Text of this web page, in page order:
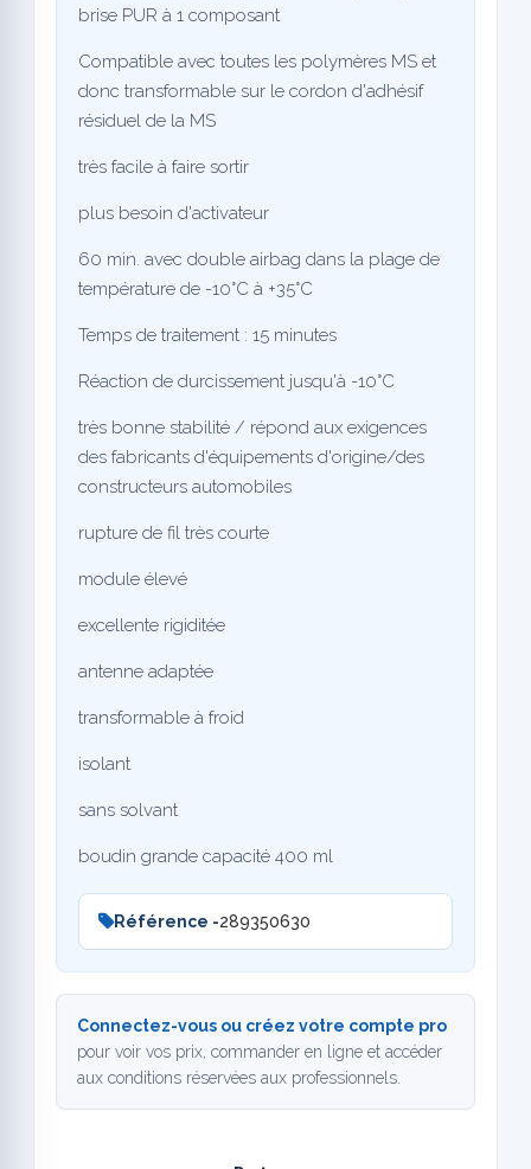
brise PUR à 1 composant
Compatible avec toutes les polymères MS et
donc transformable sur le cordon d'adhésif
résiduel de la MS
très facile à faire sortir
plus besoin d'activateur
60 min. avec double airbag dans la plage de
température de -10°C à +35°C
Temps de traitement : 15 minutes
Réaction de durcissement jusqu'à -10°C
très bonne stabilité / répond aux exigences
des fabricants d'équipements d'origine/des
constructeurs automobiles
rupture de fil très courte
module élevé
excellente rigiditée
antenne adaptée
transformable à froid
isolant
sans solvant
boudin grande capacité 400 ml
Référence -289350630
Connectez-vous ou créez votre compte pro
pour voir vos prix, commander en ligne et accéder
aux conditions réservées aux professionnels.